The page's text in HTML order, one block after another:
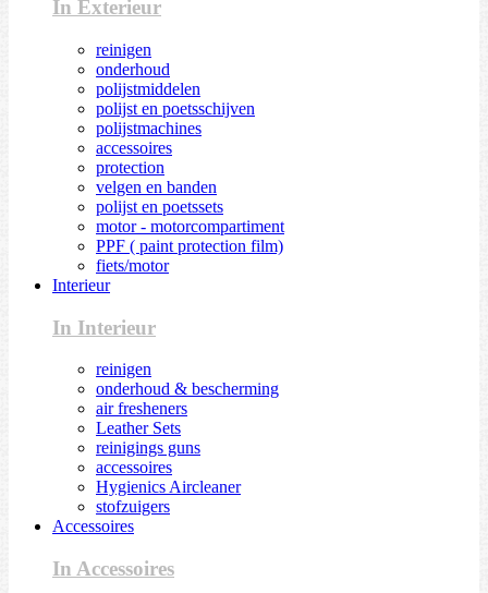
In Exterieur
reinigen
onderhoud
polijstmiddelen
polijst en poetsschijven
polijstmachines
accessoires
protection
velgen en banden
polijst en poetssets
motor - motorcompartiment
PPF ( paint protection film)
fiets/motor
Interieur
In Interieur
reinigen
onderhoud & bescherming
air fresheners
Leather Sets
reinigings guns
accessoires
Hygienics Aircleaner
stofzuigers
Accessoires
In Accessoires